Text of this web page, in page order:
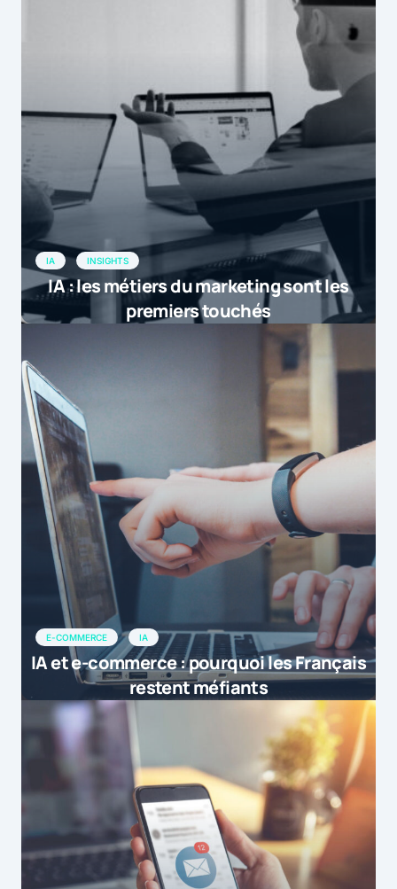
IA INSIGHTS
IA : les métiers du marketing sont les
premiers touchés
E-COMMERCE IA
IA et e-commerce : pourquoi les Français
restent méfiants